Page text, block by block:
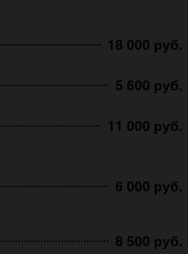
18 000 руб.
5 600 руб.
11 000 руб.
6 000 руб.
8 500 руб.